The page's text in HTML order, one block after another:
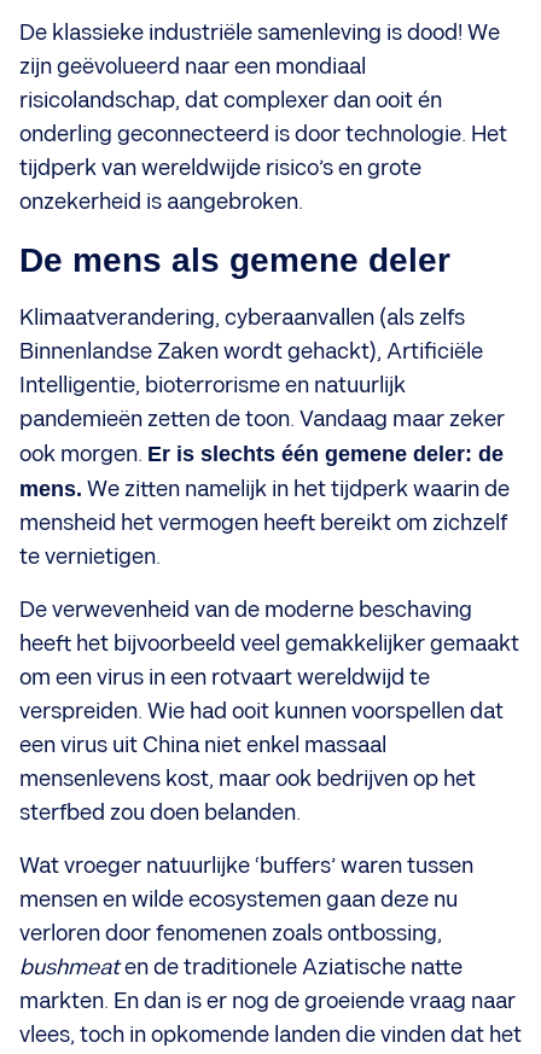
De klassieke industriële samenleving is dood! We
zijn geëvolueerd naar een mondiaal
risicolandschap, dat complexer dan ooit én
onderling geconnecteerd is door technologie. Het
tijdperk van wereldwijde risico’s en grote
onzekerheid is aangebroken.
De mens als gemene deler
Klimaatverandering, cyberaanvallen (als zelfs
Binnenlandse Zaken wordt gehackt), Artificiële
Intelligentie, bioterrorisme en natuurlijk
pandemieën zetten de toon. Vandaag maar zeker
ook morgen. Er is slechts één gemene deler: de
mens. We zitten namelijk in het tijdperk waarin de
mensheid het vermogen heeft bereikt om zichzelf
te vernietigen.
De verwevenheid van de moderne beschaving
heeft het bijvoorbeeld veel gemakkelijker gemaakt
om een virus in een rotvaart wereldwijd te
verspreiden. Wie had ooit kunnen voorspellen dat
een virus uit China niet enkel massaal
mensenlevens kost, maar ook bedrijven op het
sterfbed zou doen belanden.
Wat vroeger natuurlijke ‘buffers’ waren tussen
mensen en wilde ecosystemen gaan deze nu
verloren door fenomenen zoals ontbossing,
bushmeaten de traditionele Aziatische natte
markten. En dan is er nog de groeiende vraag naar
vlees, toch in opkomende landen die vinden dat het